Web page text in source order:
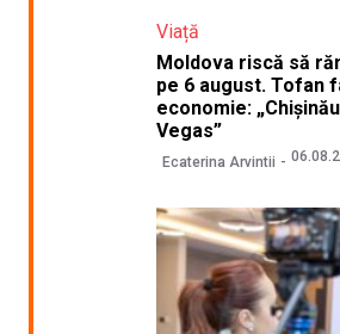
Viață
Moldova riscă să
pe 6 august. Tofan
economie:
Vegas”
Ecaterina Arvintii